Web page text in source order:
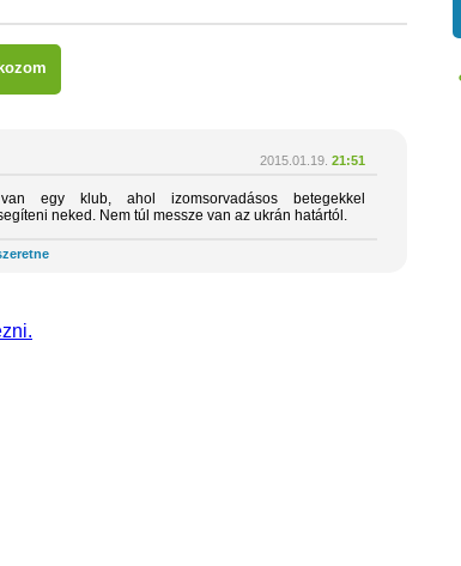
2015.01.19. 21:51
van egy klub, ahol izomsorvadásos betegekkel
neked. Nem túl messze van az ukrán határtól.